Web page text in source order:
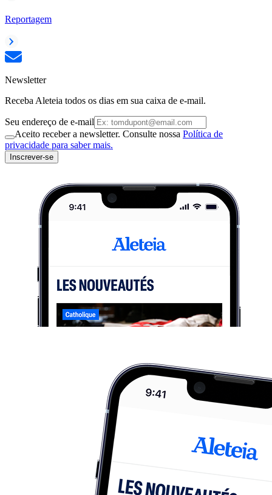
Reportagem
Newsletter
Receba Aleteia todos os dias em sua caixa de e-mail.
Seu endereço de e-mail
Aceito receber a newsletter. Consulte nossa Política de
privacidade para saber mais.
Inscrever-se